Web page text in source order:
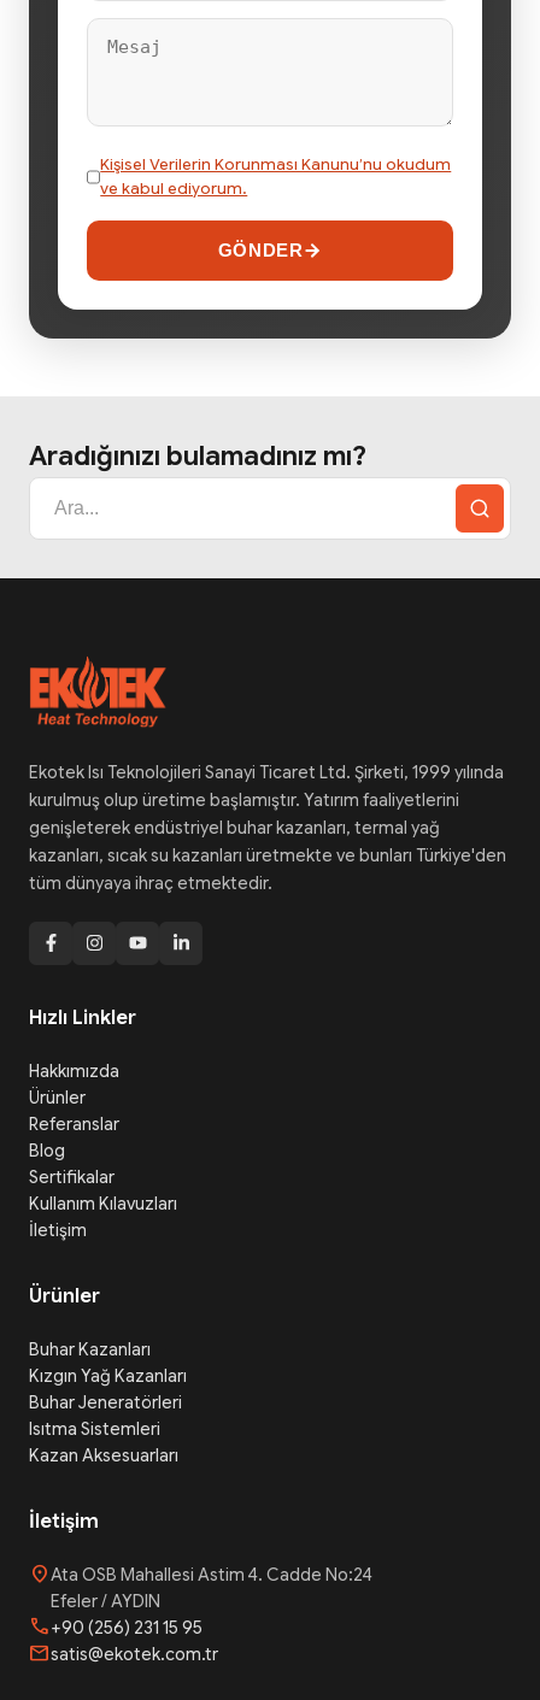
Kişisel Verilerin Korunması Kanunu’nu okudum
ve kabul ediyorum.
GÖNDER
Aradığınızı bulamadınız mı?
Ekotek Isı Teknolojileri Sanayi Ticaret Ltd. Şirketi, 1999 yılında
kurulmuş olup üretime başlamıştır. Yatırım faaliyetlerini
genişleterek endüstriyel buhar kazanları, termal yağ
kazanları, sıcak su kazanları üretmekte ve bunları Türkiye'den
tüm dünyaya ihraç etmektedir.
Hızlı Linkler
Hakkımızda
Ürünler
Referanslar
Blog
Sertifikalar
Kullanım Kılavuzları
İletişim
Ürünler
Buhar Kazanları
Kızgın Yağ Kazanları
Buhar Jeneratörleri
Isıtma Sistemleri
Kazan Aksesuarları
İletişim
location_onAta OSB Mahallesi Astim 4. Cadde No:24
Efeler / AYDIN
phone+90 (256) 231 15 95
mailsatis@ekotek.com.tr